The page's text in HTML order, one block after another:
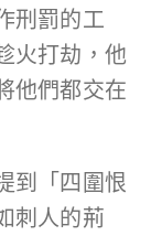
刑罰的工
火打劫，他
他們都交在
到「四圍恨
刺人的荊